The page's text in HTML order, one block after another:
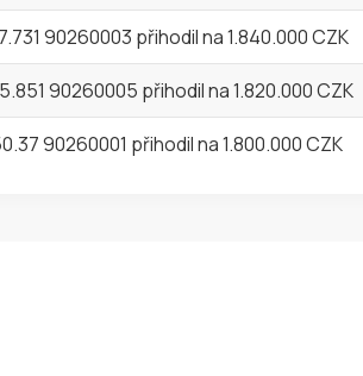
90260003 přihodil na 1.840.000 CZK
90260005 přihodil na 1.820.000 CZK
90260001 přihodil na 1.800.000 CZK